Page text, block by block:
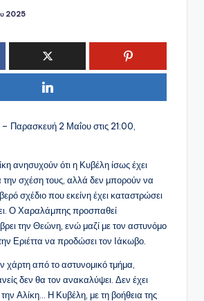
2025
– Παρασκευή 2 Μαΐου στις 21:00,
ανησυχούν ότι η Κυβέλη ίσως έχει
την σχέση τους, αλλά δεν μπορούν να
σχέδιο που εκείνη έχει καταστρώσει
Ο Χαραλάμπης προσπαθεί
την Θεώνη, ενώ μαζί με τον αστυνόμο
Εριέττα να προδώσει τον Ιάκωβο.
χάρτη από το αστυνομικό τμήμα,
δεν θα τον ανακαλύψει. Δεν έχει
Αλίκη… Η Κυβέλη, με τη βοήθεια της